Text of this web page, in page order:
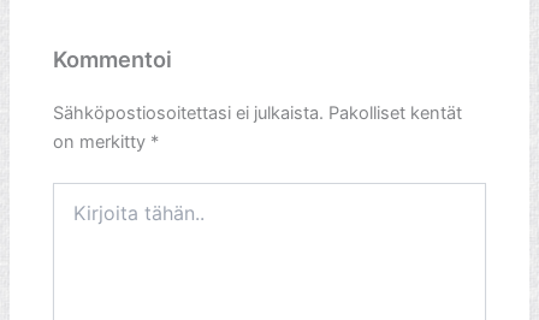
Kommentoi
Sähköpostiosoitettasi ei julkaista. Pakolliset kentät
on merkitty *
tähän..